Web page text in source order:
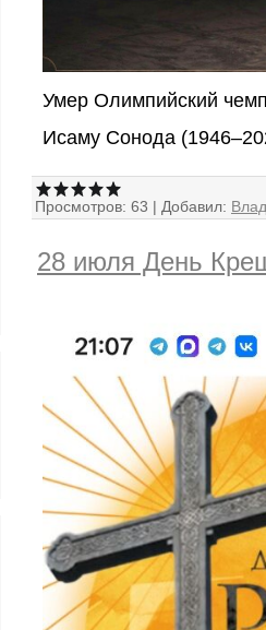
Умер Олимпийский
Исаму Сонода
Просмотров: 63 | Добавил:
28 июля День